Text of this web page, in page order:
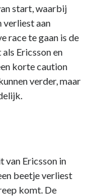
start, waarbij
verliest aan
race te gaan is de
Ericsson en
korte caution
verder, maar
van Ericsson in
beetje verliest
komt. De